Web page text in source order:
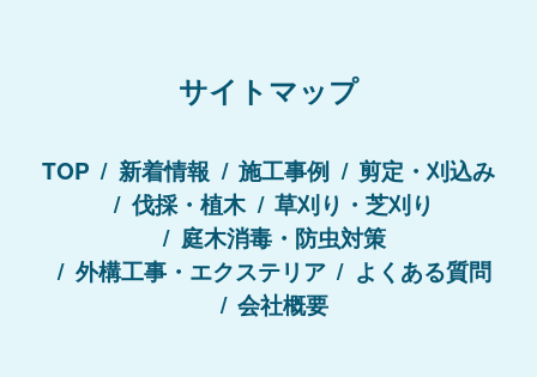
サイトマップ
TOP 新着情報 施工事例
剪定・刈込み
伐採・植木
草刈り・芝刈り
庭木消毒・防虫対策
外構工事・エクステリア
よくある質問
会社概要